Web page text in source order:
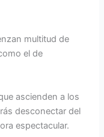
multitud de
el de
ascienden a los
desconectar del
espectacular.